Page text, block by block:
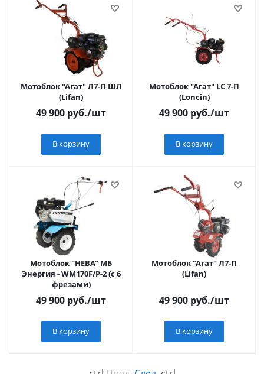
Мотоблок "Агат" Л7-П ШЛ
(Lifan)
49 900 руб./шт
В корзину
Мотоблок "Агат" LC 7-П
(Loncin)
49 900 руб./шт
В корзину
Мотоблок "НЕВА" МБ
Энергия - WM170F/P-2 (с 6
фрезами)
49 900 руб./шт
В корзину
Мотоблок "Агат" Л7-П
(Lifan)
49 900 руб./шт
В корзину